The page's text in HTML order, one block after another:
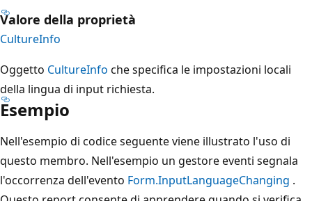
Valore della proprietà
CultureInfo
Oggetto CultureInfo che specifica le impostazioni locali
della lingua di input richiesta.
Esempio
Nell'esempio di codice seguente viene illustrato l'uso di
questo membro. Nell'esempio un gestore eventi segnala
l'occorrenza dell'evento Form.InputLanguageChanging .